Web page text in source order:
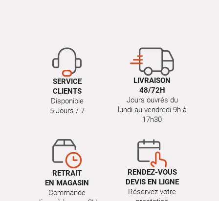
SERVICE
CLIENTS
Disponible
5 Jours / 7
LIVRAISON
48/72H
Jours ouvrés du
lundi au vendredi 9h à
17h30
RETRAIT
EN MAGASIN
Commande
RENDEZ-VOUS
DEVIS EN LIGNE
Réservez votre